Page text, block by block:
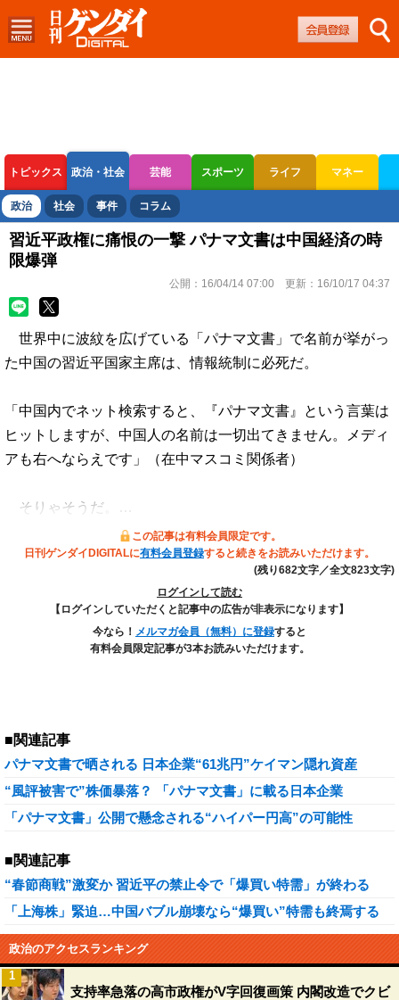
トピックス 政治・社会 芸能 スポーツ ライフ マネー
ボートレース 競輪 オートレース
政治 社会 事件 コラム
習近平政権に痛恨の一撃 パナマ文書は中国経済の時
限爆弾
公開： 16/04/14 07:00 更新： 16/10/17 04:37
世界中に波紋を広げている「パナマ文書」で名前が挙がっ
た中国の習近平国家主席は、情報統制に必死だ。
「中国内でネット検索すると、『パナマ文書』という言葉は
ヒットしますが、中国人の名前は一切出てきません。メディ
アも右へならえです」（在中マスコミ関係者）
そりゃそうだ。…
この記事は有料会員限定です。
日刊ゲンダイDIGITALに有料会員登録すると続きをお読みいただけます。
(残り682文字／全文823文字)
ログインして読む
【ログインしていただくと記事中の広告が非表示になります】
今なら！ メルマガ会員（無料）に登録すると
有料会員限定記事が3本お読みいただけます。
■関連記事
パナマ文書で晒される 日本企業“61兆円”ケイマン隠れ資産
“風評被害で”株価暴落？ 「パナマ文書」に載る日本企業
「パナマ文書」公開で懸念される“ハイパー円高”の可能性
■関連記事
“春節商戦”激変か 習近平の禁止令で「爆買い特需」が終わる
「上海株」緊迫…中国バブル崩壊なら“爆買い”特需も終焉する
政治のアクセスランキング
支持率急落の高市政権がV字回復画策 内閣改造でクビ
1